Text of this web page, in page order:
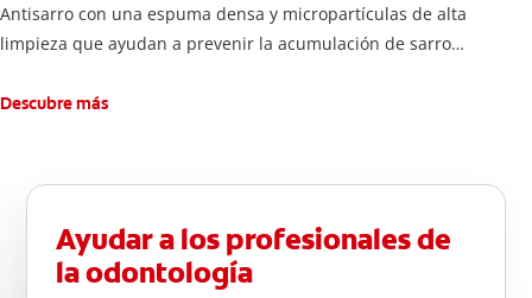
Antisarro con una espuma densa y micropartículas de alta
limpieza que ayudan a prevenir la acumulación de sarro
Descubre más
Ayudar a los profesionales de
la odontología